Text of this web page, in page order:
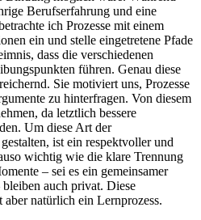
Berufserfahrung und eine
ich Prozesse mit einem
ein und stelle eingetretene Pfade
dass die verschiedenen
führen. Genau diese
Sie motiviert uns, Prozesse
zu hinterfragen. Von diesem
da letztlich bessere
Um diese Art der
ist ein respektvoller und
wichtig wie die klare Trennung
– sei es ein gemeinsamer
auch privat. Diese
natürlich ein Lernprozess.